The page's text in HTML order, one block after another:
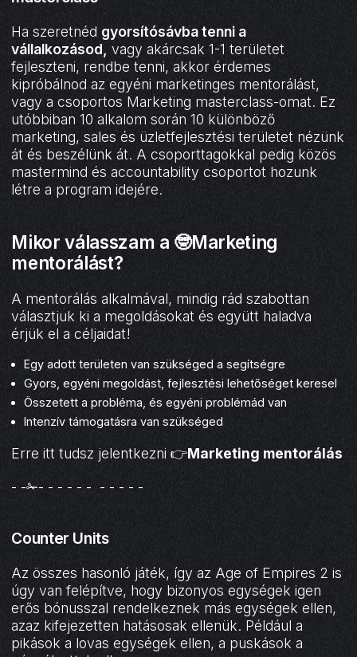
Ha szeretnéd gyorsítósávba tenni a
vállalkozásod, vagy akárcsak 1-1 területet
fejleszteni, rendbe tenni, akkor érdemes
kipróbálnod az egyéni marketinges mentorálást,
vagy a csoportos Marketing masterclass-omat. Ez
utóbbiban 10 alkalom során 10 különböző
marketing, sales és üzletfejlesztési területet nézünk
át és beszélünk át. A csoporttagokkal pedig közös
mastermind és accountability csoportot hozunk
létre a program idejére.
Mikor válasszam a 🤓Marketing
mentorálást?
A mentorálás alkalmával, mindig rád szabottan
választjuk ki a megoldásokat és együtt haladva
érjük el a céljaidat!
Egy adott területen van szükséged a segítségre
Gyors, egyéni megoldást, fejlesztési lehetőséget keresel
Összetett a probléma, és egyéni problémád van
Intenzív támogatásra van szükséged
Erre itt tudsz jelentkezni 👉Marketing mentorálás
- -✁- - - - - - - - - - -
Counter Units
Az összes hasonló játék, így az Age of Empires 2 is
úgy van felépítve, hogy bizonyos egységek igen
erős bónusszal rendelkeznek más egységek ellen,
azaz kifejezetten hatásosak ellenük. Például a
pikások a lovas egységek ellen, a puskások a